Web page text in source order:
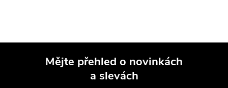
Mějte přehled o novinkách
a slevách